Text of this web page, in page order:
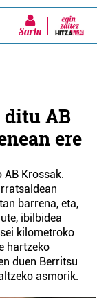
Sartu
AB
ere
Krossak.
barrena, eta,
ibilbidea
kilometroko
hartzeko
duen Berritsu
asmorik.